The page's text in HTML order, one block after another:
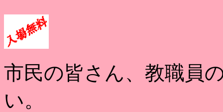
市民の皆さん、教職員
い。